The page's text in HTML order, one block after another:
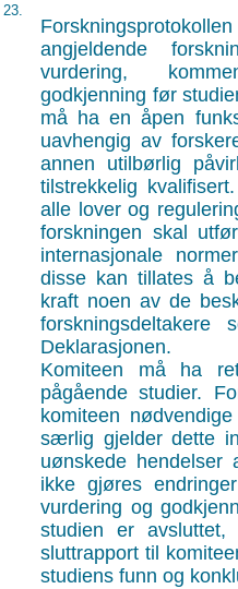
23.
angjeldende
vurdering,
godkjenning før
må ha en åpen
uavhengig av
annen utilbørlig
tilstrekkelig
alle lover og
forskningen skal
internasjonale
disse kan tillates å
kraft noen av de
Deklarasjonen.
Komiteen må ha
pågående studier.
komiteen
særlig gjelder dette
uønskede hendelser
ikke gjøres
vurdering og
studien er
sluttrapport til
studiens funn og